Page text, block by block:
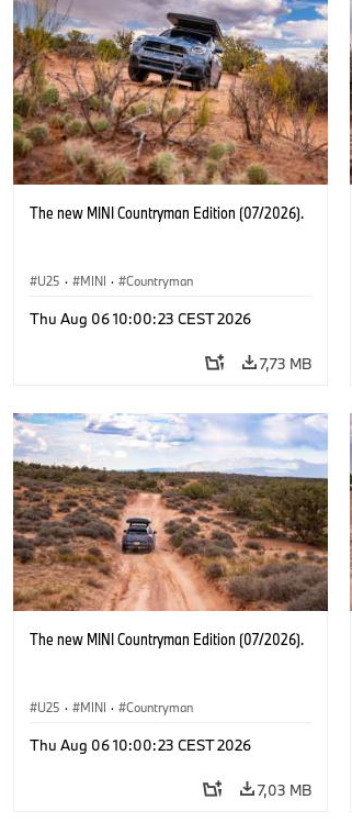
The new MINI Countryman Edition (07/2026).
U25 · MINI · Countryman
Thu Aug 06 10:00:23 CEST 2026
7,73 MB
The new MINI Countryman Edition (07/2026).
U25 · MINI · Countryman
Thu Aug 06 10:00:23 CEST 2026
7,03 MB